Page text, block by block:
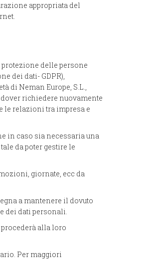
appropriata del
protezione delle persone
dei dati- GDPR),
di Neman Europe, S.L.,
richiedere nuovamente
le relazioni tra impresa e
in caso sia necessaria una
da poter gestire le
giornate, ecc da
a mantenere il dovuto
dei dati personali.
alla loro
Per maggiori